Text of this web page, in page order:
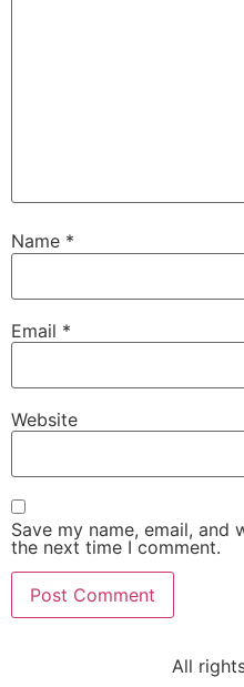
Name *
Email *
Website
Save my name, email,
the next time I comment.
All